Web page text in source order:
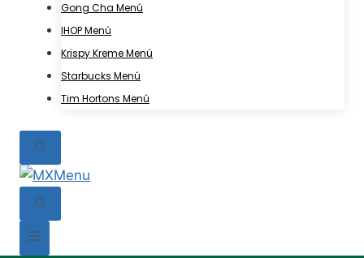
Gong Cha Menú
IHOP Menú
Krispy Kreme Menú
Starbucks Menú
Tim Hortons Menú